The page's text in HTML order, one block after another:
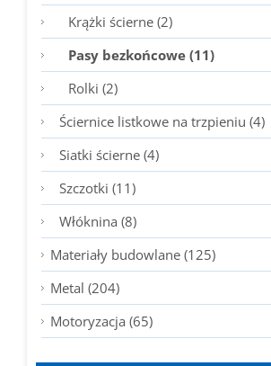
Krążki ścierne (2)
Pasy bezkońcowe (11)
Rolki (2)
Ściernice listkowe na trzpieniu (4)
Siatki ścierne (4)
Szczotki (11)
Włóknina (8)
Materiały budowlane (125)
Metal (204)
Motoryzacja (65)